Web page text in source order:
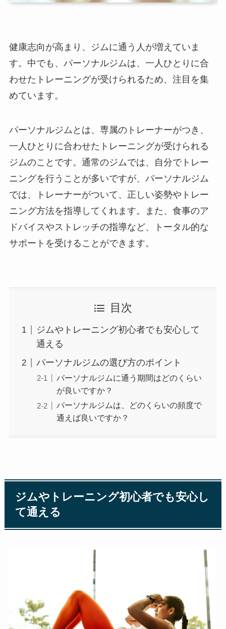
健康志向が高まり、ジムに通う人が増えていま
す。中でも、パーソナルジムは、一人ひとりに合
わせたトレーニングが受けられるため、注目を集
めています。
パーソナルジムとは、専属のトレーナーがつき、
一人ひとりに合わせたトレーニングが受けられる
ジムのことです。通常のジムでは、自分でトレー
ニングを行うことが多いですが、パーソナルジム
では、トレーナーがついて、正しい姿勢やトレー
ニング方法を指導してくれます。また、食事のア
ドバイスやストレッチの指導など、トータル的な
サポートを受けることができます。
目次
ジムやトレーニング初心者でも安心して
通える
パーソナルジムの選び方のポイント
パーソナルジムに通う期間はどのくらい
が良いですか？
パーソナルジムは、どのくらいの頻度で
通えば良いですか？
ジムやトレーニング初心者でも安心し
て通える